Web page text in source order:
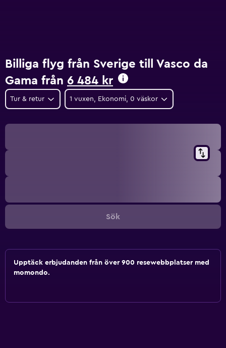
Billiga flyg från Sverige till Vasco da
Gama från 6 484 kr
Tur & retur 1 vuxen, Ekonomi, 0 väskor
Sök
Upptäck erbjudanden från över 900 resewebbplatser med
momondo.